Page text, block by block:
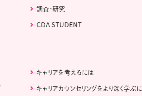
調査・研究
CDA STUDENT
キャリアを考えるには
キャリアカウンセリングをより深く学ぶに